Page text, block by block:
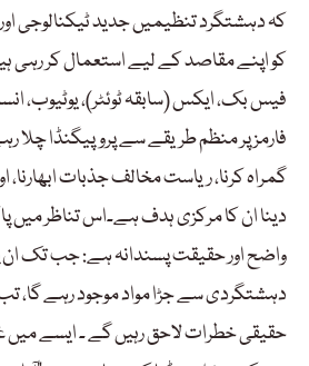
کہ دہشتگرد تنظیمیں جدید ٹیکنالوجی
کو اپنے مقاصد کے لیے استعمال کر رہی
فیس بک، ایکس (سابقہ ٹوئٹر)، یوٹیوب،
فارمز پر منظم طریقے سے پروپیگنڈا چلا
گمراہ کرنا، ریاست مخالف جذبات ابھارنا،
دینا ان کا مرکزی ہدف ہے۔اس تناظر میں
واضح اور حقیقت پسندانہ ہے: جب تک ان
دہشتگردی سے جڑا مواد موجود رہے گا،
حقیقی خطرات لاحق رہیں گے ۔ ایسے میں